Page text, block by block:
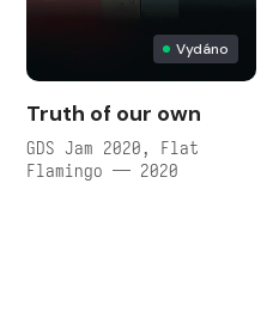
Vydáno
Truth of our own
GDS Jam 2020, Flat
Flamingo — 2020